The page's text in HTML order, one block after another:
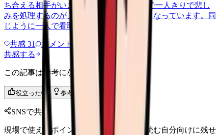
ち合える相手がいません。 夜勤明けの体で一人きりで悲し
みを処理するのが、回を重ねるほどきつくなっています。同
じように一人で看取りを抱える…
共感 31 コメント
共感する
この記事は参考になりましたか？
役立った0 参考になった
SNSで共有
現場で使えるポイントを、同僚やあとで読む自分向けに残せ